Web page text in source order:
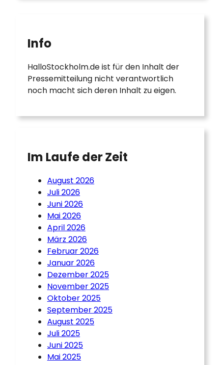
Info
HalloStockholm.de ist für den Inhalt der
Pressemitteilung nicht verantwortlich
noch macht sich deren Inhalt zu eigen.
Im Laufe der Zeit
August 2026
Juli 2026
Juni 2026
Mai 2026
April 2026
März 2026
Februar 2026
Januar 2026
Dezember 2025
November 2025
Oktober 2025
September 2025
August 2025
Juli 2025
Juni 2025
Mai 2025